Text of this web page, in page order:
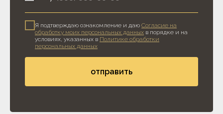
Я подтверждаю ознакомление и даю Согласие на
обработку моих персональных данных в порядке и на
условиях, указанных в Политике обработки
персональных данных
отправить